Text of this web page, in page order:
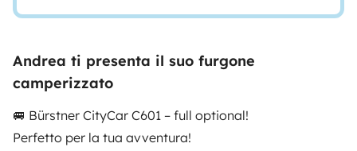
Andrea ti presenta il suo furgone
camperizzato
🚐 Bürstner CityCar C601 – full optional!
Perfetto per la tua avventura!